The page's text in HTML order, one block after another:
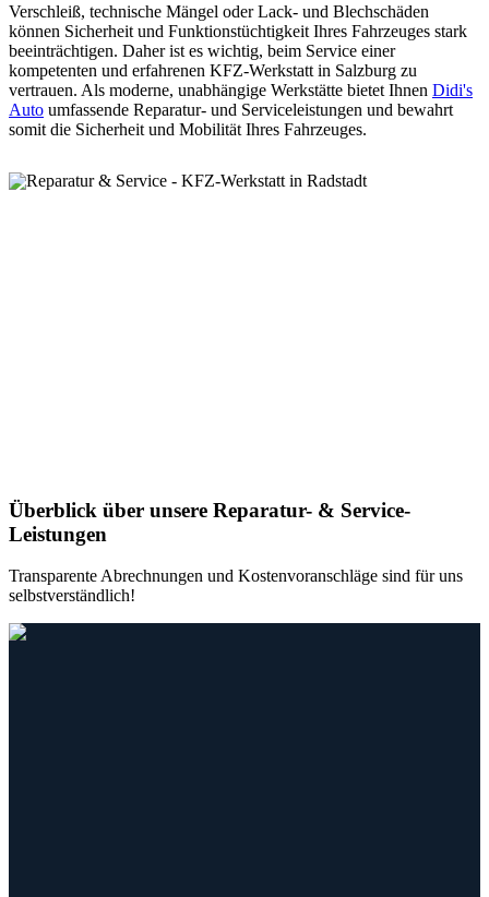
Verschleiß, technische Mängel oder Lack- und Blechschäden
können Sicherheit und Funktionstüchtigkeit Ihres Fahrzeuges stark
beeinträchtigen. Daher ist es wichtig, beim Service einer
kompetenten und erfahrenen KFZ-Werkstatt in Salzburg zu
vertrauen. Als moderne, unabhängige Werkstätte bietet Ihnen Didi's
Auto umfassende Reparatur- und Serviceleistungen und bewahrt
somit die Sicherheit und Mobilität Ihres Fahrzeuges.
Überblick über unsere Reparatur- & Service-
Leistungen
Transparente Abrechnungen und Kostenvoranschläge sind für uns
selbstverständlich!